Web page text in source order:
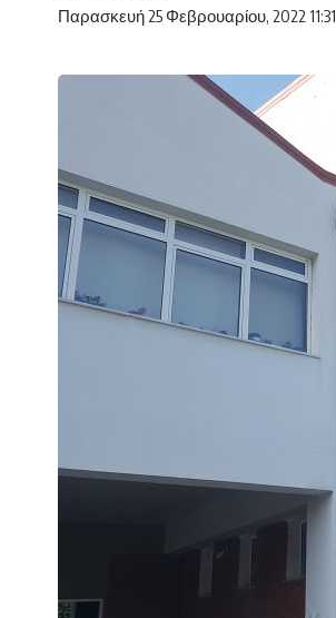
Παρασκευή 25 Φεβρουαρίου, 2022 11:31